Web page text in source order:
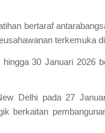
bertaraf
terkemuka
30 Januari 2026
Delhi pada 27
berkaitan